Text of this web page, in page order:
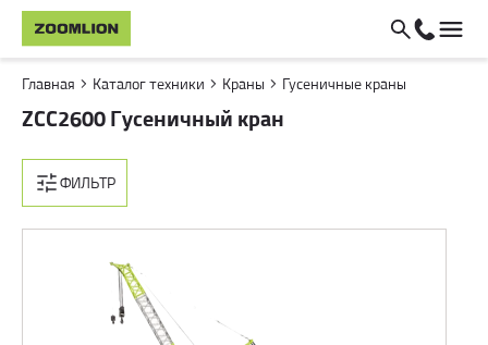
Главная Каталог техники Краны Гусеничные краны
ZCC2600 Гусеничный кран
ФИЛЬТР